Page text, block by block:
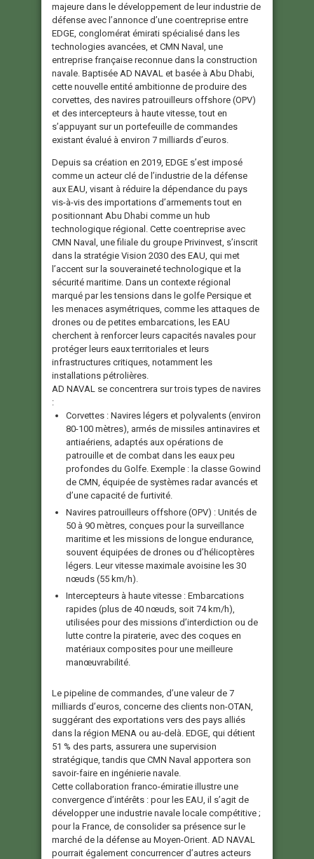
majeure dans le développement de leur industrie de
défense avec l’annonce d’une coentreprise entre
EDGE, conglomérat émirati spécialisé dans les
technologies avancées, et CMN Naval, une
entreprise française reconnue dans la construction
navale. Baptisée AD NAVAL et basée à Abu Dhabi,
cette nouvelle entité ambitionne de produire des
corvettes, des navires patrouilleurs offshore (OPV)
et des intercepteurs à haute vitesse, tout en
s’appuyant sur un portefeuille de commandes
existant évalué à environ 7 milliards d’euros.
Depuis sa création en 2019, EDGE s’est imposé
comme un acteur clé de l’industrie de la défense
aux EAU, visant à réduire la dépendance du pays
vis-à-vis des importations d’armements tout en
positionnant Abu Dhabi comme un hub
technologique régional. Cette coentreprise avec
CMN Naval, une filiale du groupe Privinvest, s’inscrit
dans la stratégie Vision 2030 des EAU, qui met
l’accent sur la souveraineté technologique et la
sécurité maritime. Dans un contexte régional
marqué par les tensions dans le golfe Persique et
les menaces asymétriques, comme les attaques de
drones ou de petites embarcations, les EAU
cherchent à renforcer leurs capacités navales pour
protéger leurs eaux territoriales et leurs
infrastructures critiques, notamment les
installations pétrolières.
AD NAVAL se concentrera sur trois types de navires
:
Corvettes : Navires légers et polyvalents (environ
80-100 mètres), armés de missiles antinavires et
antiaériens, adaptés aux opérations de
patrouille et de combat dans les eaux peu
profondes du Golfe. Exemple : la classe Gowind
de CMN, équipée de systèmes radar avancés et
d’une capacité de furtivité.
Navires patrouilleurs offshore (OPV) : Unités de
50 à 90 mètres, conçues pour la surveillance
maritime et les missions de longue endurance,
souvent équipées de drones ou d’hélicoptères
légers. Leur vitesse maximale avoisine les 30
nœuds (55 km/h).
Intercepteurs à haute vitesse : Embarcations
rapides (plus de 40 nœuds, soit 74 km/h),
utilisées pour des missions d’interdiction ou de
lutte contre la piraterie, avec des coques en
matériaux composites pour une meilleure
manœuvrabilité.
Le pipeline de commandes, d’une valeur de 7
milliards d’euros, concerne des clients non-OTAN,
suggérant des exportations vers des pays alliés
dans la région MENA ou au-delà. EDGE, qui détient
51 % des parts, assurera une supervision
stratégique, tandis que CMN Naval apportera son
savoir-faire en ingénierie navale.
Cette collaboration franco-émiratie illustre une
convergence d’intérêts : pour les EAU, il s’agit de
développer une industrie navale locale compétitive ;
pour la France, de consolider sa présence sur le
marché de la défense au Moyen-Orient. AD NAVAL
pourrait également concurrencer d’autres acteurs